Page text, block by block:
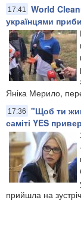
17:41
World
українцями
Яніка Мерило,
17:36
​"Щоб ти
саміті YES
прийшла на